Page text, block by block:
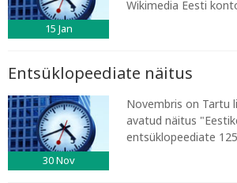
15 Jan
Wikimedia Eesti
Entsüklopeediate näitus
30Nov
Novembris on Tartu
avatud näitus
entsüklopeediate